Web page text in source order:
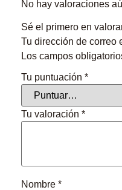
No hay valoraciones
Sé el primero en
Tu dirección de correo
Los campos
Tu puntuación *
Tu valoración *
Nombre *